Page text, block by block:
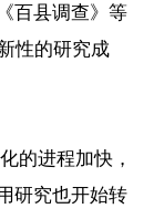
百县调查》等
性的研究成
的进程加快，
研究也开始转